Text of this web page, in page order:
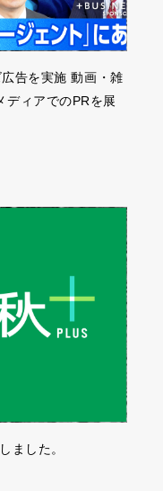
告を実施 動画・雑
ディアでのPRを展
ました。